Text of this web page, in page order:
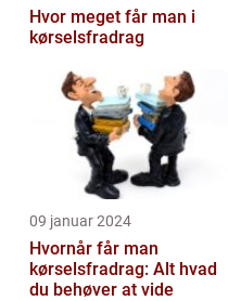
Hvor meget får man i
kørselsfradrag
09 januar 2024
Hvornår får man
kørselsfradrag: Alt hvad
du behøver at vide